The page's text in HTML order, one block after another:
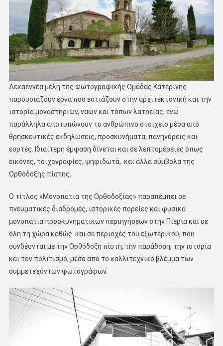
Δεκαεννέα μέλη της Φωτογραφικής Ομάδας Κατερίνης
παρουσιάζουν έργα που εστιάζουν στην αρχιτεκτονική και την
ιστορία μοναστηριών, ναών και τόπων λατρείας, ενώ
παράλληλα αποτυπώνουν το ανθρώπινο στοιχείο μέσα από
θρησκευτικές εκδηλώσεις, προσκυνήματα, πανηγύρεις και
εορτές. Ιδιαίτερη έμφαση δίνεται και σε λεπτομέρειες όπως
εικόνες, τοιχογραφίες, ψηφιδωτά, και άλλα σύμβολα της
Ορθόδοξης πίστης.
Ο τίτλος «Μονοπάτια της Ορθοδοξίας» παραπέμπει σε
πνευματικές διαδρομές, ιστορικές πορείες και φυσικά
μονοπάτια προσκυνηματικών περιηγήσεων στην Πιερία και σε
όλη τη χώρα καθώς και σε περιοχές του εξωτερικού, που
συνδέονται με την Ορθόδοξη πίστη, την παράδοση, την ιστορία
και τον πολιτισμό, μέσα από το καλλιτεχνικό βλέμμα των
συμμετεχόντων φωτογράφων.